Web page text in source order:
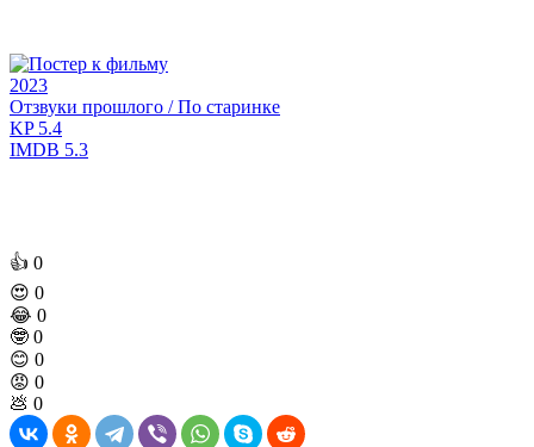
2023
Отзвуки прошлого / По старинке
KP5.4
IMDB 5.3
👍 0
😍 0
😂 0
🤓 0
😊 0
😡 0
💩 0